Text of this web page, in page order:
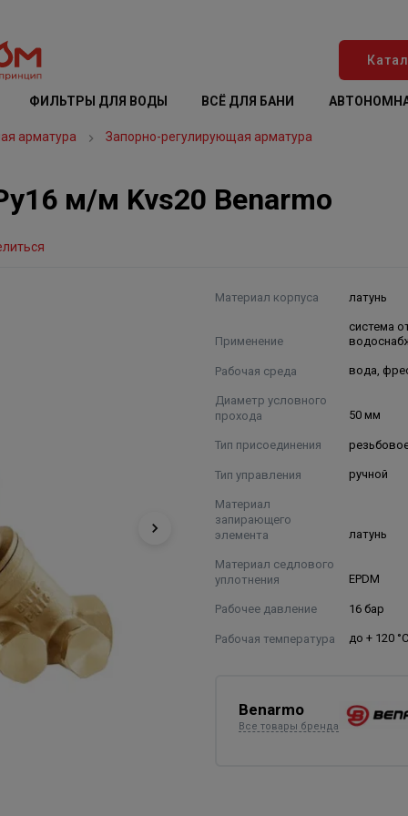
ФИЛЬТРЫ ДЛЯ ВОДЫ ВСЁ ДЛЯ БАНИ
арматура Запорно-регулирующая арматура
м/м Kvs20 Benarmo
Материал корпуса латунь
Применение
система
Рабочая среда вода,
Диаметр условного
прохода
50 мм
Тип присоединения
Тип управления ручной
Материал
запирающего
элемента
латунь
Материал седлового
уплотнения
EPDM
Рабочее давление 16 бар
Рабочая температура до + 120
Benarmo
Все товары бренда